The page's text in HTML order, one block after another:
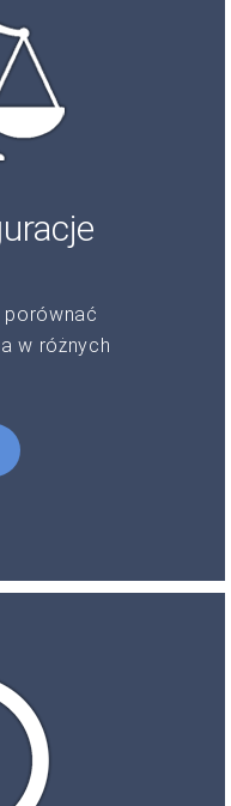
porównać
w różnych